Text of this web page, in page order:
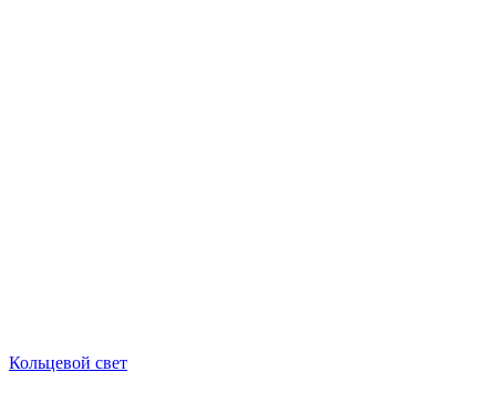
Кольцевой свет